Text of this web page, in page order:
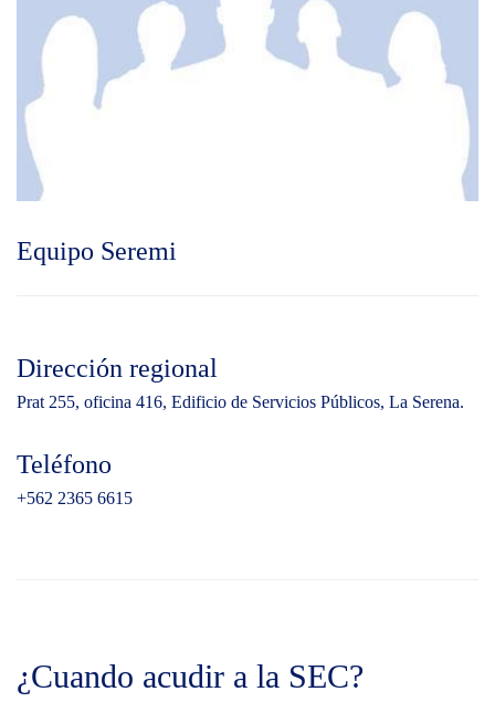
Equipo Seremi
Dirección regional
Prat 255, oficina 416, Edificio de Servicios Públicos, La Serena.
Teléfono
+562 2365 6615
¿Cuando acudir a la SEC?